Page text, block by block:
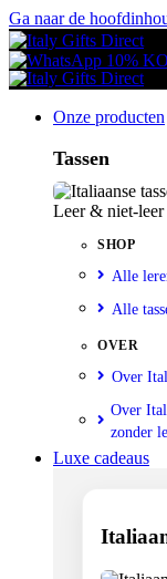
Ga naar de
10%
Onze producten
Tassen
Leer & niet-leer
SHOP
Alle
Alle
OVER
Over
Over
zonder
Luxe cadeaus